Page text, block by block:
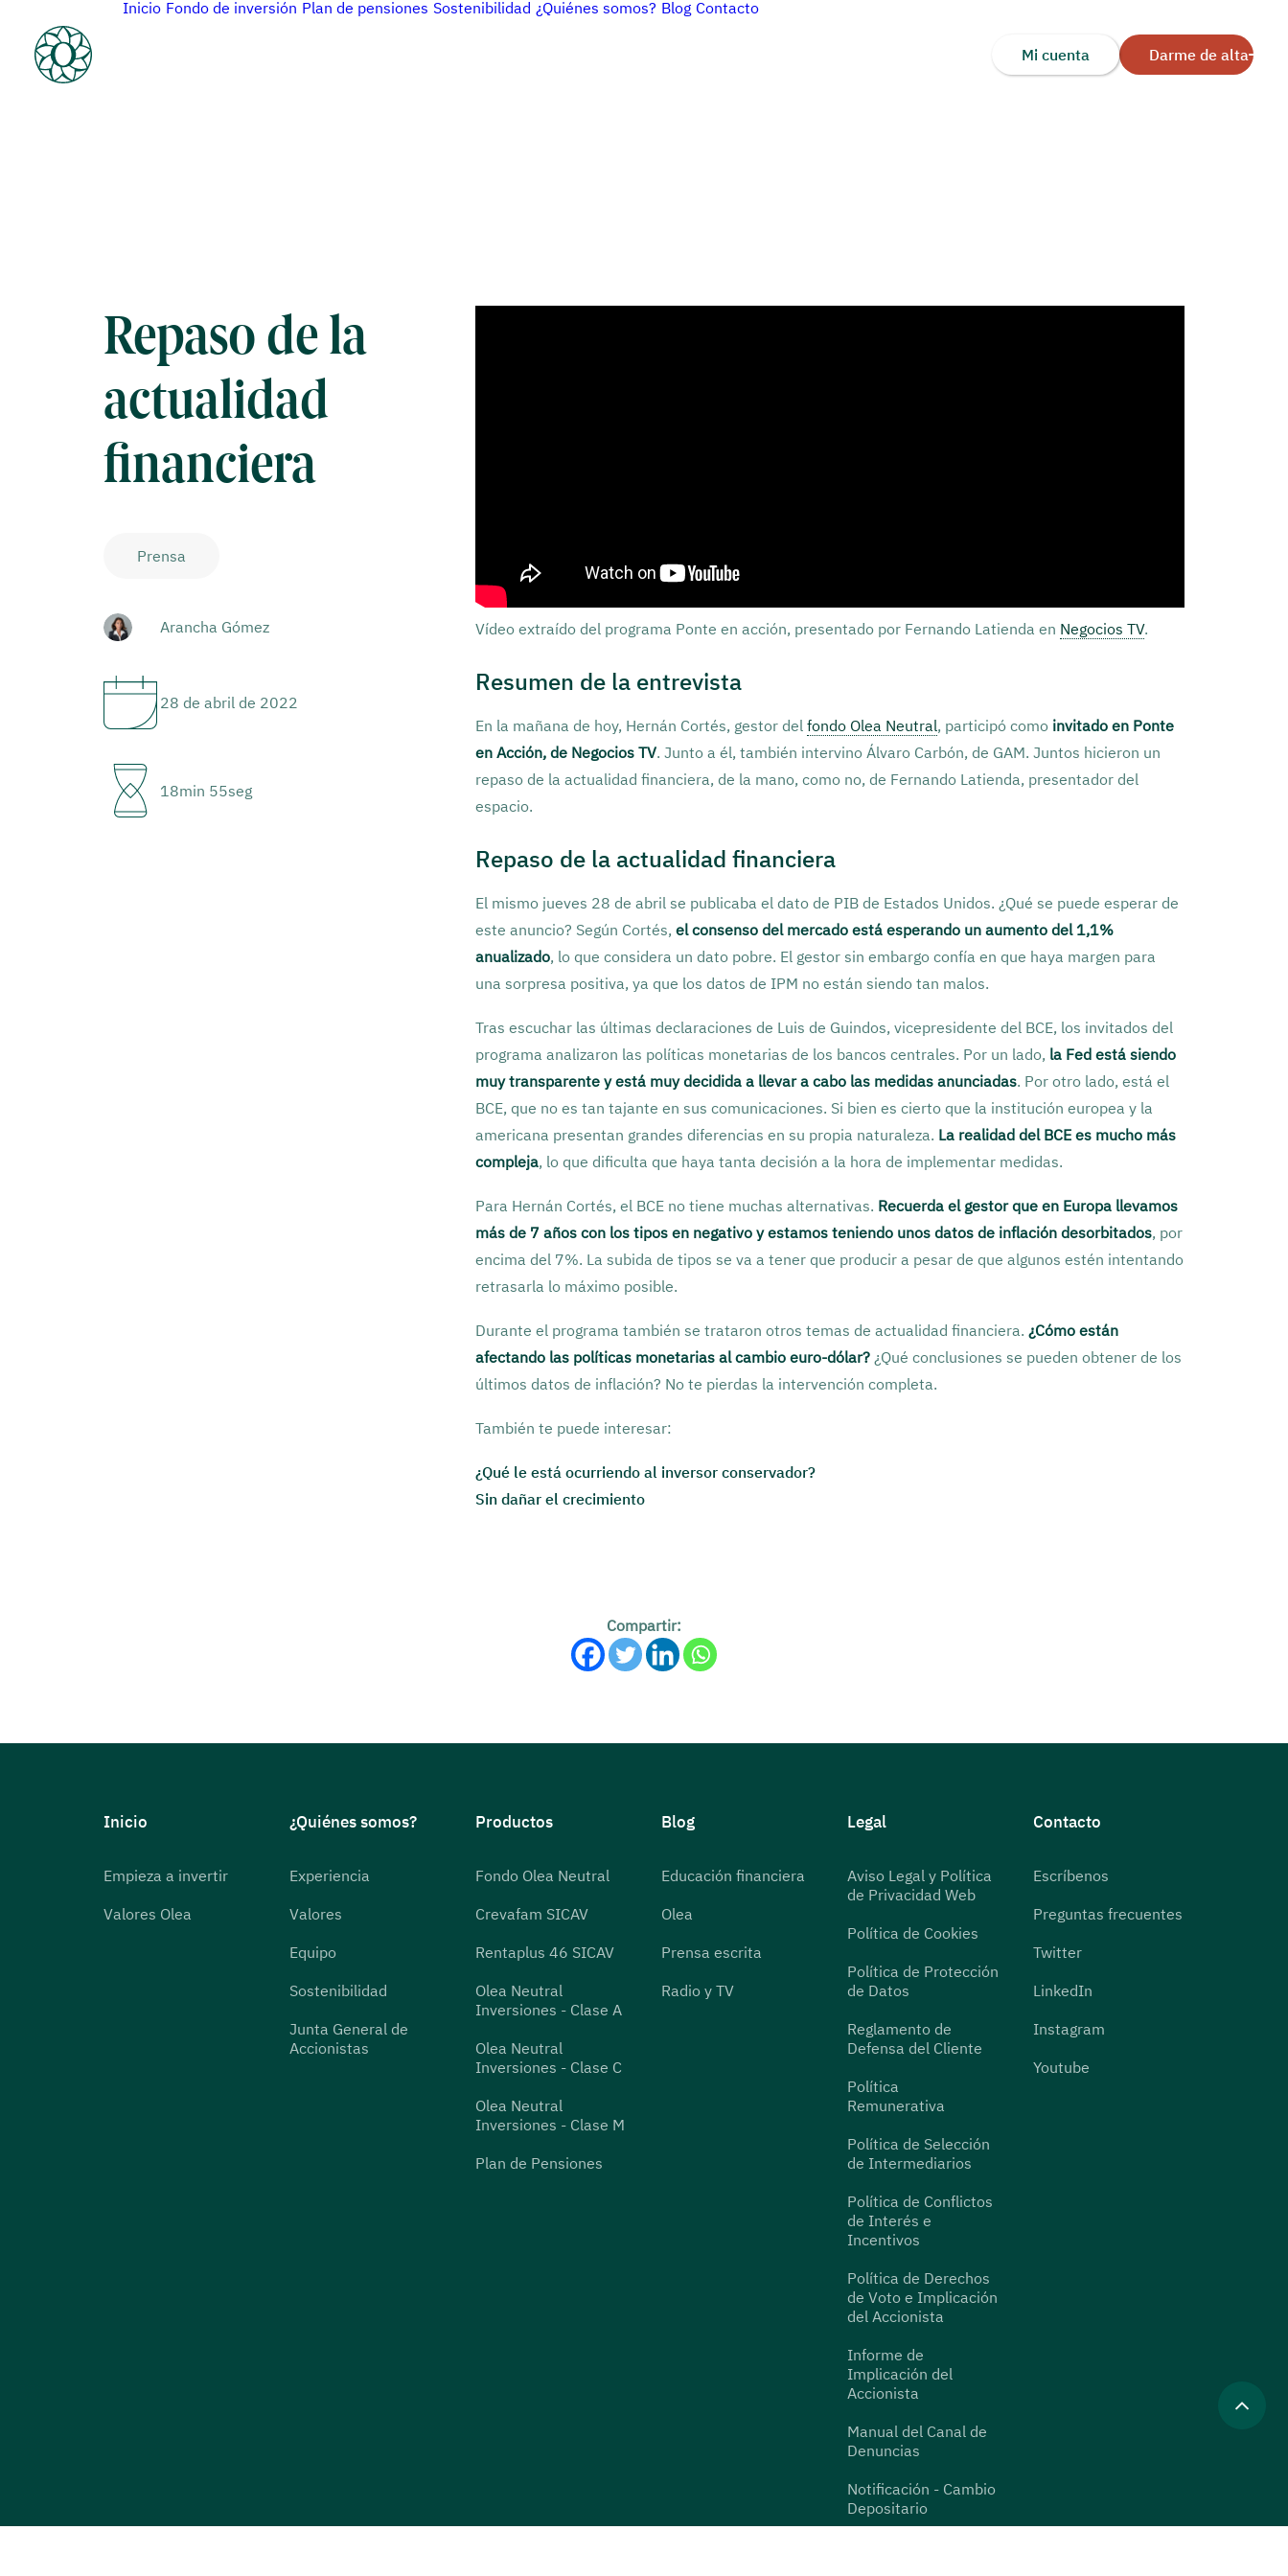
Inicio Fondo de inversión Plan de pensiones Sostenibilidad ¿Quiénes somos? Blog Contacto
Darme de alta
Mi cuenta
Repaso de la
actualidad
financiera
Prensa
Arancha Gómez
28 de abril de 2022
18min 55seg
Vídeo extraído del programa Ponte en acción, presentado por Fernando Latienda en Negocios TV.
Resumen de la entrevista
En la mañana de hoy, Hernán Cortés, gestor del fondo Olea Neutral, participó como invitado en Ponte
en Acción, de Negocios TV. Junto a él, también intervino Álvaro Carbón, de GAM. Juntos hicieron un
repaso de la actualidad financiera, de la mano, como no, de Fernando Latienda, presentador del
espacio.
Repaso de la actualidad financiera
El mismo jueves 28 de abril se publicaba el dato de PIB de Estados Unidos. ¿Qué se puede esperar de
este anuncio? Según Cortés, el consenso del mercado está esperando un aumento del 1,1%
anualizado, lo que considera un dato pobre. El gestor sin embargo confía en que haya margen para
una sorpresa positiva, ya que los datos de IPM no están siendo tan malos.
Tras escuchar las últimas declaraciones de Luis de Guindos, vicepresidente del BCE, los invitados del
programa analizaron las políticas monetarias de los bancos centrales. Por un lado, la Fed está siendo
muy transparente y está muy decidida a llevar a cabo las medidas anunciadas. Por otro lado, está el
BCE, que no es tan tajante en sus comunicaciones. Si bien es cierto que la institución europea y la
americana presentan grandes diferencias en su propia naturaleza. La realidad del BCE es mucho más
compleja, lo que dificulta que haya tanta decisión a la hora de implementar medidas.
Para Hernán Cortés, el BCE no tiene muchas alternativas. Recuerda el gestor que en Europa llevamos
más de 7 años con los tipos en negativo y estamos teniendo unos datos de inflación desorbitados, por
encima del 7%. La subida de tipos se va a tener que producir a pesar de que algunos estén intentando
retrasarla lo máximo posible.
Durante el programa también se trataron otros temas de actualidad financiera. ¿Cómo están
afectando las políticas monetarias al cambio euro-dólar? ¿Qué conclusiones se pueden obtener de los
últimos datos de inflación? No te pierdas la intervención completa.
También te puede interesar:
¿Qué le está ocurriendo al inversor conservador?
Sin dañar el crecimiento
Compartir:
Inicio
Empieza a invertir
Valores Olea
¿Quiénes somos?
Experiencia
Valores
Equipo
Sostenibilidad
Junta General de
Accionistas
Productos
Fondo Olea Neutral
Crevafam SICAV
Rentaplus 46 SICAV
Olea Neutral
Inversiones - Clase A
Olea Neutral
Inversiones - Clase C
Olea Neutral
Inversiones - Clase M
Plan de Pensiones
Blog
Educación financiera
Olea
Prensa escrita
Radio y TV
Legal
Aviso Legal y Política
de Privacidad Web
Política de Cookies
Política de Protección
de Datos
Reglamento de
Defensa del Cliente
Política
Remunerativa
Política de Selección
de Intermediarios
Política de Conflictos
de Interés e
Incentivos
Política de Derechos
de Voto e Implicación
del Accionista
Informe de
Implicación del
Accionista
Manual del Canal de
Denuncias
Notificación - Cambio
Depositario
Contacto
Escríbenos
Preguntas frecuentes
Twitter
LinkedIn
Instagram
Youtube